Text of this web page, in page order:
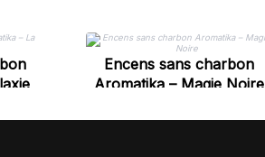
Encens sans charbon
Aromatika – Magie Noire